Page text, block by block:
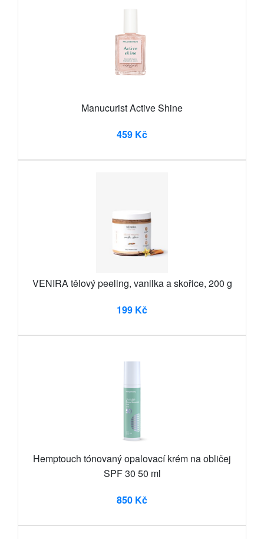
Manucurist Active Shine
459 Kč
VENIRA tělový peeling, vanilka a skořice, 200 g
199 Kč
Hemptouch tónovaný opalovací krém na obličej
SPF 30 50 ml
850 Kč